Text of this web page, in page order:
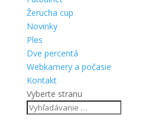
Žerucha cup
Novinky
Ples
Dve percentá
Webkamery a počasie
Kontakt
Vyberte stranu